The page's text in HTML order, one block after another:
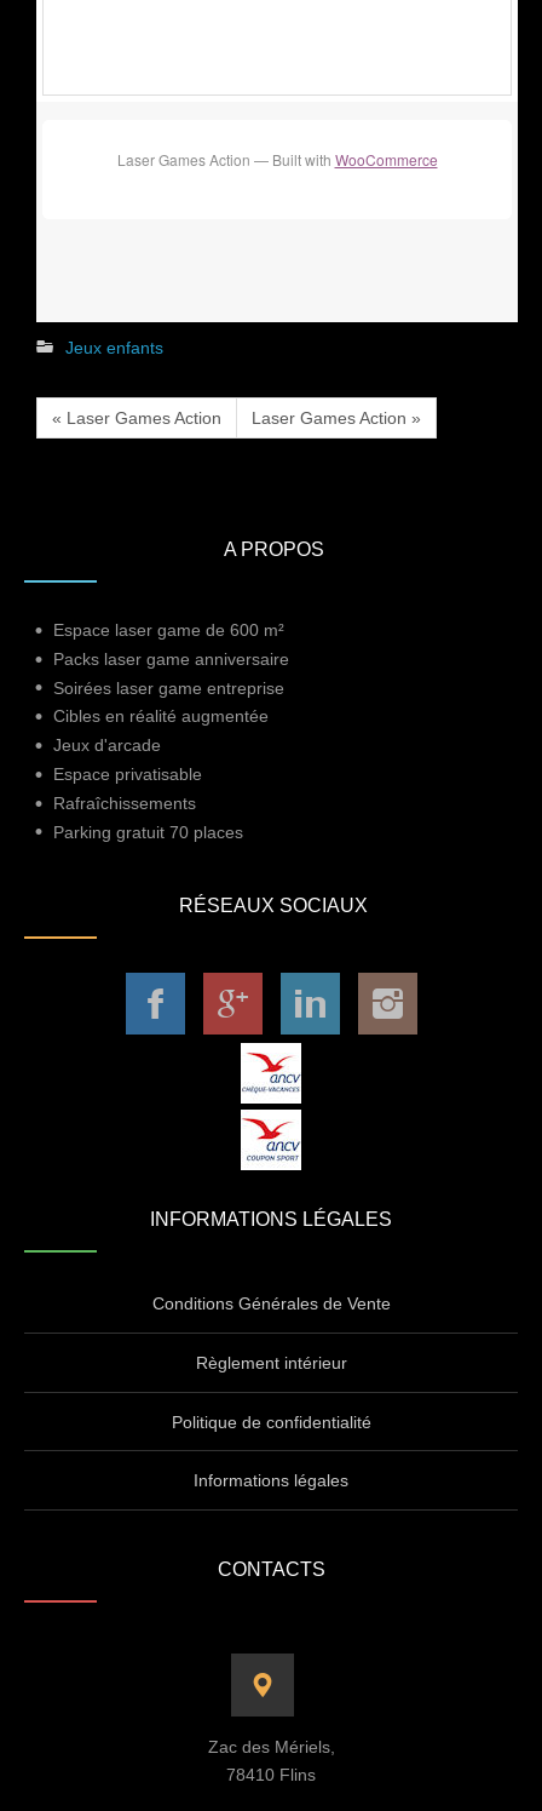
Laser Games Action — Built with WooCommerce
Jeux enfants
« Laser Games Action Laser Games Action »
A PROPOS
Espace laser game de 600 m²
Packs laser game anniversaire
Soirées laser game entreprise
Cibles en réalité augmentée
Jeux d'arcade
Espace privatisable
Rafraîchissements
Parking gratuit 70 places
RÉSEAUX SOCIAUX
INFORMATIONS LÉGALES
Conditions Générales de Vente
Règlement intérieur
Politique de confidentialité
Informations légales
CONTACTS
Zac des Mériels,
78410 Flins